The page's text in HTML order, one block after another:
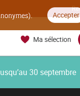
Accepter
Ma sélection
30 septembre